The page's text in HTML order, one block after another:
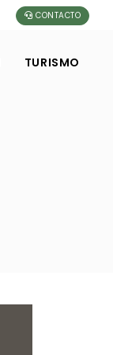
CONTACTO
TURISMO